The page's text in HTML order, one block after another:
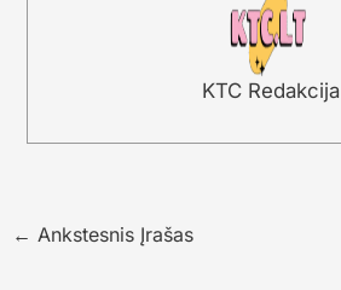
KTC Redakcija
← Ankstesnis Įrašas